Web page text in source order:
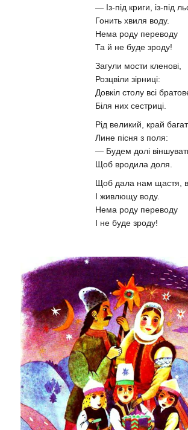
— Із-під криги, із-під
Гонить хвиля воду.
Нема роду переводу
Та й не буде зроду!
Загули мости кленові,
Розцвіли зірниці:
Довкіл столу всі
Біля них сестриці.
Рід великий, край
Лине пісня з поля:
— Будем долі
Щоб вродила доля.
Щоб дала нам щастя,
І живлющу воду.
Нема роду переводу
І не буде зроду!